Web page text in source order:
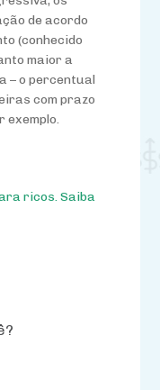
de acordo
(conhecido
maior a
– o percentual
com prazo
exemplo.
ricos. Saiba